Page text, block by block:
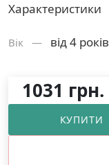
Характеристики
Вік — від 4 років
1031 грн.
КУПИТИ